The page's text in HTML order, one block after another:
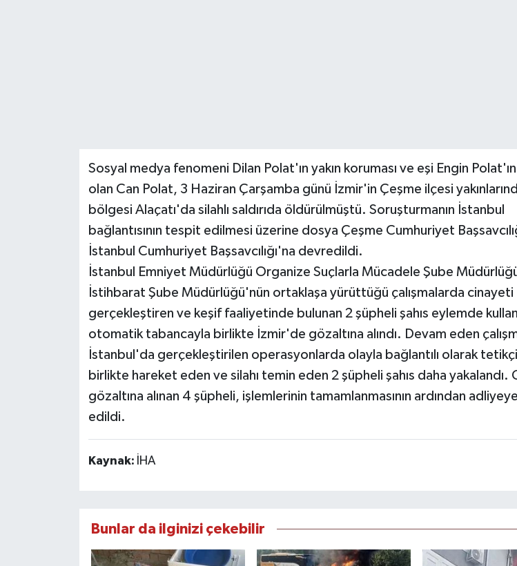
Sosyal medya fenomeni Dilan Polat'ın yakın koruması ve eşi Engin
olan Can Polat, 3 Haziran Çarşamba günü İzmir'in Çeşme ilçesi
bölgesi Alaçatı'da silahlı saldırıda öldürülmüştü. Soruşturmanın İstanbul
bağlantısının tespit edilmesi üzerine dosya Çeşme Cumhuriyet
İstanbul Cumhuriyet Başsavcılığı'na devredildi.
İstanbul Emniyet Müdürlüğü Organize Suçlarla Mücadele Şube
İstihbarat Şube Müdürlüğü'nün ortaklaşa yürüttüğü çalışmalarda cinayeti
gerçekleştiren ve keşif faaliyetinde bulunan 2 şüpheli şahıs eylemde
otomatik tabancayla birlikte İzmir'de gözaltına alındı. Devam eden
İstanbul'da gerçekleştirilen operasyonlarda olayla bağlantılı olarak tetikçi
birlikte hareket eden ve silahı temin eden 2 şüpheli şahıs daha yakalandı.
gözaltına alınan 4 şüpheli, işlemlerinin tamamlanmasının ardından
edildi.
Kaynak: İHA
Bunlar da ilginizi çekebilir
RESMİ İLAN
MAGAZİN